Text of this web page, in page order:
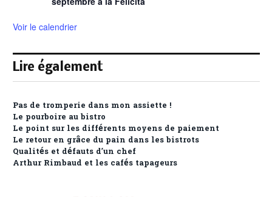
Voir le calendrier
Lire également
Pas de tromperie dans mon assiette !
Le pourboire au bistro
Le point sur les différents moyens de paiement
Le retour en grâce du pain dans les bistrots
Qualités et défauts d’un chef
Arthur Rimbaud et les cafés tapageurs